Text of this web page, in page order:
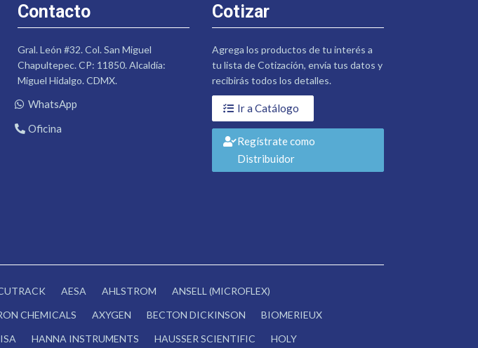
Contacto
Gral. León #32. Col. San Miguel
Chapultepec. CP: 11850. Alcaldía:
Miguel Hidalgo. CDMX.
WhatsApp
Oficina
Cotizar
Agrega los productos de tu interés a
tu lista de Cotización, envía tus datos y
recibirás todos los detalles.
Ir a Catálogo
Regístrate como
Distribuidor
AESA AHLSTROM
ANSELL (MICROFLEX)
CHEMICALS AXYGEN BECTON DICKINSON
BIOMERIEUX
HANNA INSTRUMENTS HAUSSER SCIENTIFIC HOLY